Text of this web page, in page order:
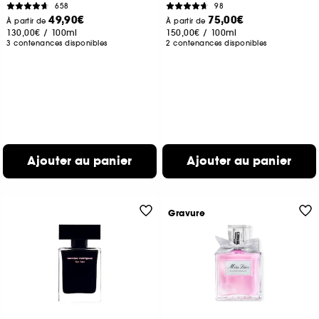
658
À partir de49,90€
130,00€ / 100ml
3 contenances disponibles
Ajouter au panier
98
À partir de 75,00€
150,00€ / 100ml
2 contenances disponibles
Ajouter au panier
Gravure